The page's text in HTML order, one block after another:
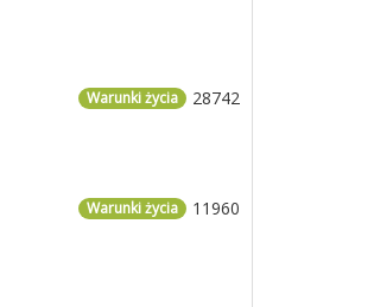
28742
Warunki życia
11960
Warunki życia